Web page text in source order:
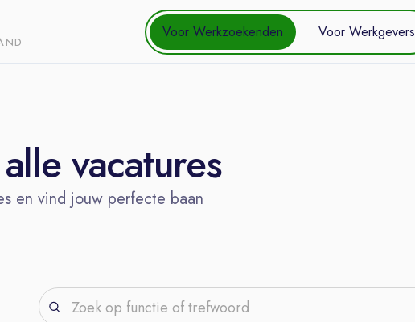
Voor Werkzoekenden Voor Werkgevers
vacatures
en vind jouw perfecte baan